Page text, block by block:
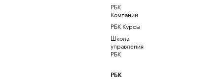
РБК
Компании
РБК Курсы
Школа
управления
РБК
РБК